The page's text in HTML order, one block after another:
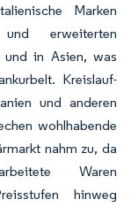
Marken
erweiterten
und in Asien, was
Kreislauf-
und anderen
wohlhabende
nahm zu, da
Waren
hinweg